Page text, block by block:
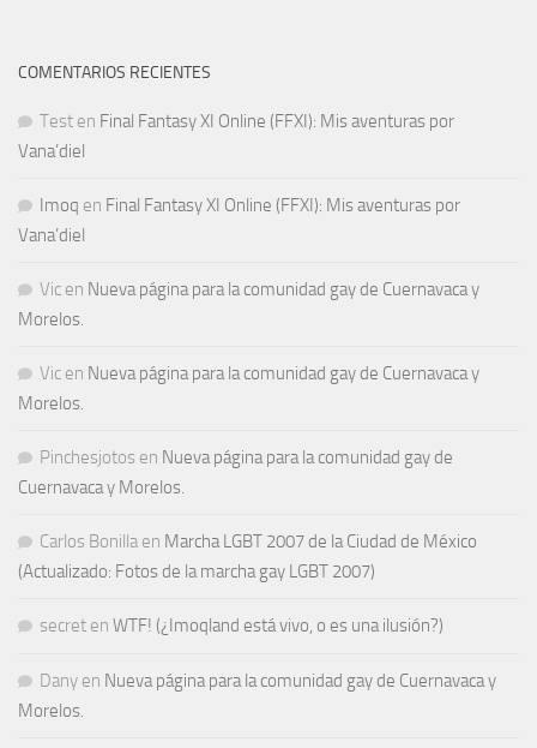
COMENTARIOS RECIENTES
Test en Final Fantasy XI Online (FFXI): Mis aventuras por
Vana’diel
Imoq en Final Fantasy XI Online (FFXI): Mis aventuras por
Vana’diel
Vic en Nueva página para la comunidad gay de Cuernavaca y
Morelos.
Vic en Nueva página para la comunidad gay de Cuernavaca y
Morelos.
Pinchesjotos en Nueva página para la comunidad gay de
Cuernavaca y Morelos.
Carlos Bonilla en Marcha LGBT 2007 de la Ciudad de México
(Actualizado: Fotos de la marcha gay LGBT 2007)
secret en WTF! (¿Imoqland está vivo, o es una ilusión?)
Dany en Nueva página para la comunidad gay de Cuernavaca y
Morelos.